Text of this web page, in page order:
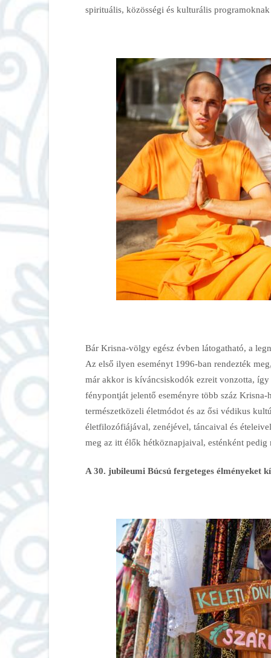
spirituális, közösségi és kulturális programoknak
Bár Krisna-völgy egész évben látogatható, a
Az első ilyen eseményt 1996-ban rendezték
már akkor is kíváncsiskodók ezreit vonzotta,
fénypontját jelentő eseményre több száz
természetközeli életmódot és az ősi védikus
életfilozófiájával, zenéjével, táncaival és
meg az itt élők hétköznapjaival, esténként pedig
A 30. jubileumi Búcsú fergeteges élményeket